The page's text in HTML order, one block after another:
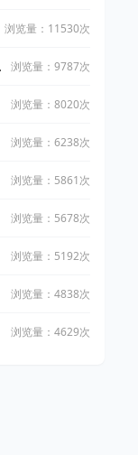
浏览量：11530次
浏览量：9787次
浏览量：8020次
浏览量：6238次
浏览量：5861次
浏览量：5678次
浏览量：5192次
浏览量：4838次
浏览量：4629次